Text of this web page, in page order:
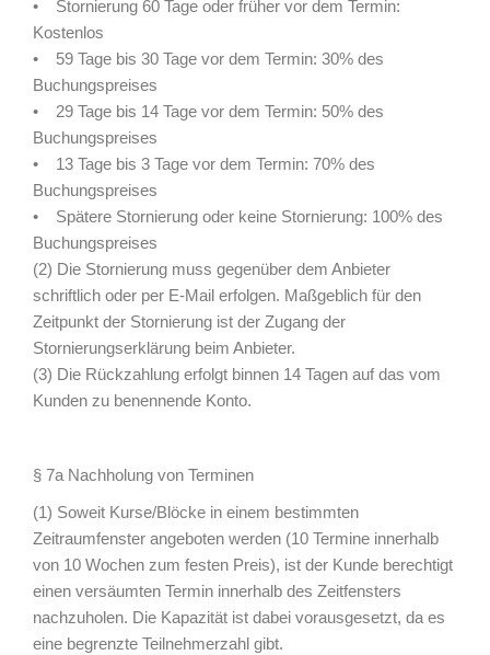
• Stornierung 60 Tage oder früher vor dem Termin:
Kostenlos
• 59 Tage bis 30 Tage vor dem Termin: 30% des
Buchungspreises
• 29 Tage bis 14 Tage vor dem Termin: 50% des
Buchungspreises
• 13 Tage bis 3 Tage vor dem Termin: 70% des
Buchungspreises
• Spätere Stornierung oder keine Stornierung: 100% des
Buchungspreises
(2) Die Stornierung muss gegenüber dem Anbieter
schriftlich oder per E-Mail erfolgen. Maßgeblich für den
Zeitpunkt der Stornierung ist der Zugang der
Stornierungserklärung beim Anbieter.
(3) Die Rückzahlung erfolgt binnen 14 Tagen auf das vom
Kunden zu benennende Konto.
§ 7a Nachholung von Terminen
(1) Soweit Kurse/Blöcke in einem bestimmten
Zeitraumfenster angeboten werden (10 Termine innerhalb
von 10 Wochen zum festen Preis), ist der Kunde berechtigt
einen versäumten Termin innerhalb des Zeitfensters
nachzuholen. Die Kapazität ist dabei vorausgesetzt, da es
eine begrenzte Teilnehmerzahl gibt.